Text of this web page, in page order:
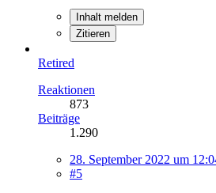
Inhalt melden
Zitieren
Retired
Reaktionen
873
Beiträge
1.290
28. September 2022 um
#5